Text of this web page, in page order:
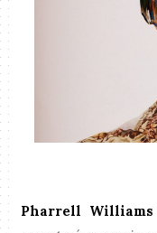
Pharrell